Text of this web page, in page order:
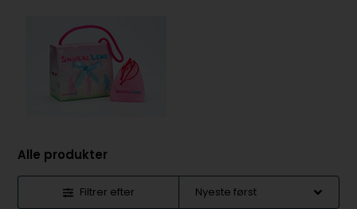
Alle produkter
Filtrer efter